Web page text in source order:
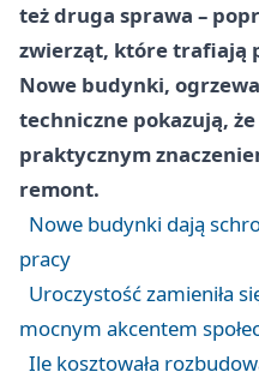
też druga sprawa –
zwierząt, które trafiają
Nowe budynki,
techniczne pokazują,
praktycznym
remont.
Nowe budynki dają
pracy
Uroczystość zamieniła
mocnym akcentem
Ile kosztowała